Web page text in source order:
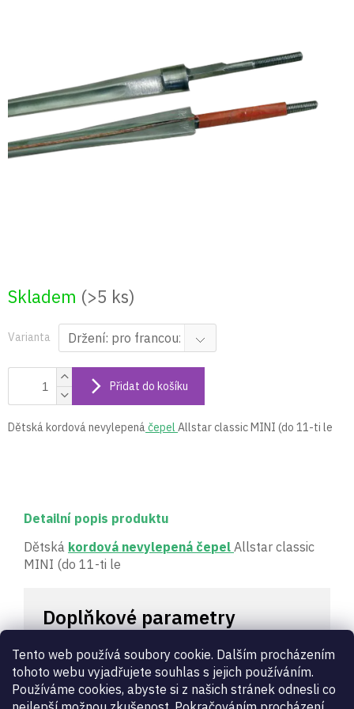
Tento web používá soubory cookie. Dalším procházením
tohoto webu vyjadřujete souhlas s jejich používáním.
Používáme cookies, abyste si z našich stránek odnesli co
Skladem (>5 ks)
Varianta
Přidat do košíku
Dětská kordová nevylepenáčepel Allstar classic MINI (do 11-ti le
Detailní popis produktu
Dětská kordová nevylepená čepel Allstar classic
MINI (do 11-ti le
Doplňkové parametry
Kategorie:
Kordové čepele nevylepené
Záruka:
2 roky
Délka
0 - dětská